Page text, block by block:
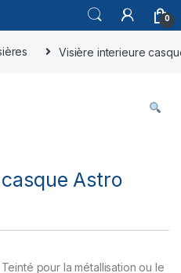
0
Visière interieure
Astro
pour la métallisation ou le